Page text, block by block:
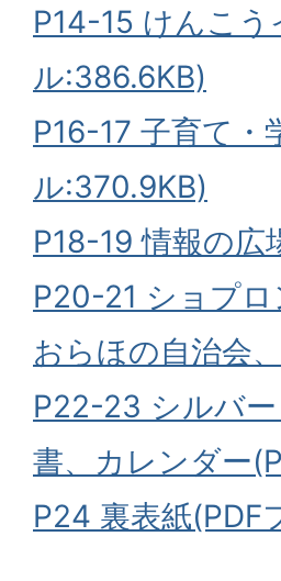
P14-15 けんこ
ル:386.6KB)
P16-17 子育て
ル:370.9KB)
P18-19 情報の
P20-21 ショプ
おらほの自治会
P22-23 シルバ
書、カレンダー
P24 裏表紙(PDF